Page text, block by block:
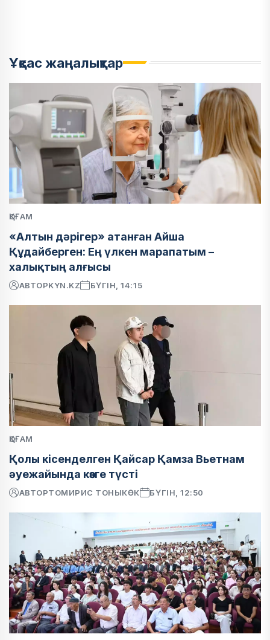
Ұқсас жаңалықтар
ҚОҒАМ
«Алтын дәрігер» атанған Айша
Құдайберген: Ең үлкен марапатым –
халықтың алғысы
АВТОРKYN.KZ БҮГІН, 14:15
ҚОҒАМ
Қолы кісенделген Қайсар Қамза Вьетнам
әуежайында көзге түсті
АВТОРТОМИРИС ТОНЫКӨК БҮГІН, 12:50